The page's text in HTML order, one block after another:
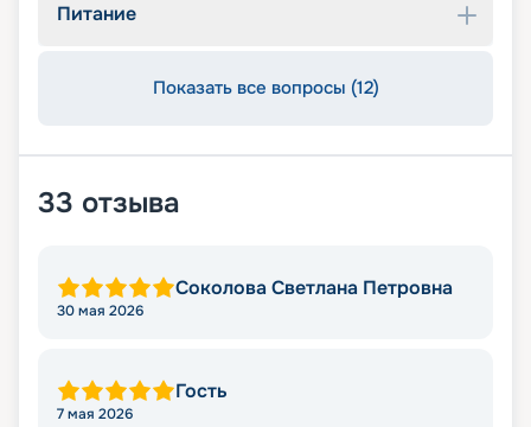
Питание
Показать все вопросы (12)
33 отзыва
Соколова Светлана Петровна
30 мая 2026
Гость
7 мая 2026